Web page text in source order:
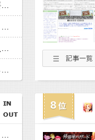
私「服代と美容代は別にしてほしい」夫「はあ？必要ないだろ」→家計を握られて不満が爆発しそうになり…
姪「結婚しても子供は産まない」私「どうして？」→理由を聞いてみると、思わず少子化の現実を考えさせられて…
会社に突然「嫁に手を出しただろ」と怒りの電話が入った。全く心当たりのない俺だったが、事態は思わぬ展開に…
病気になった夫を支える日々。そんな中、実の親から「孫が欲しい」と離婚を迫られ、心が限界に近づいていき…
大型書店でまだ買っていない単行本の最終巻を買おうとしたら最新刊が売り場になかった。
8